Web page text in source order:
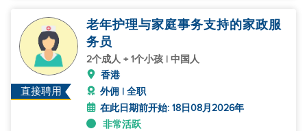
直接聘用
老年护理与家庭事务支持的家政服
务员
2个成人 + 1个小孩 | 中国人
香港
外佣 | 全职
在此日期前开始: 18日08月2026年
非常活跃